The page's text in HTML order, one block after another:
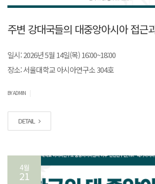
주변 강대국들의 대중앙아시아 접근
일시: 2026년 5월 14일(목) 16:00~18:00
장소: 서울대학교 아시아연구소 304호
BY ADMIN
DETAIL
4월
21